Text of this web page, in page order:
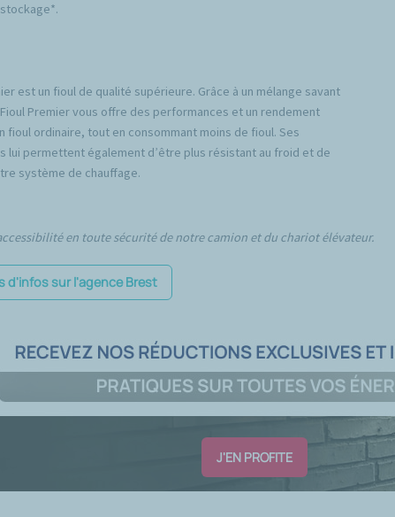
est un fioul de qualité supérieure. Grâce à un mélange savant
Premier vous offre des performances et un rendement
fioul ordinaire, tout en consommant moins de fioul. Ses
lui permettent également d’être plus résistant au froid et de
système de chauffage.
en toute sécurité de notre camion et du chariot élévateur.
d'infos sur l'agence Brest
J'EN PROFITE